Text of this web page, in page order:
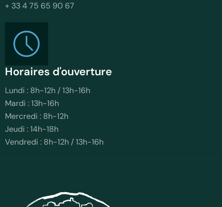
+ 33 4 75 65 90 67
Horaires d'ouverture
Lundi : 8h-12h / 13h-16h
Mardi : 13h-16h
Mercredi : 8h-12h
Jeudi : 14h-18h
Vendredi : 8h-12h / 13h-16h